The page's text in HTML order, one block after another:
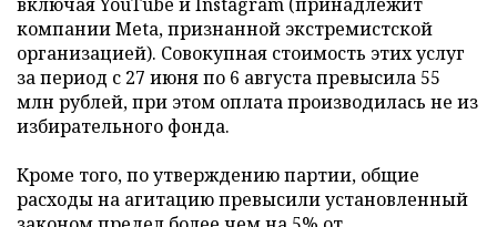
компании Meta, признанной экстремистской
организацией). Совокупная стоимость этих услуг
за период с 27 июня по 6 августа превысила 55
млн рублей, при этом оплата производилась не из
избирательного фонда.
Кроме того, по утверждению партии, общие
расходы на агитацию превысили установленный